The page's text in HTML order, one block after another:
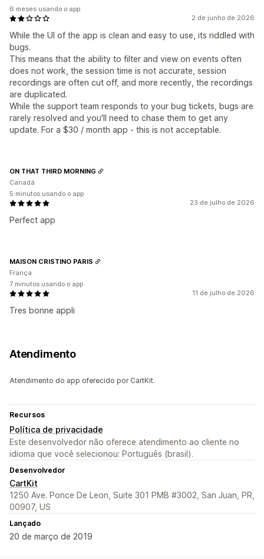
2 de junho de 2026
While the UI of the app is clean and easy to use, its riddled with
bugs.
This means that the ability to filter and view on events often
does not work, the session time is not accurate, session
recordings are often cut off, and more recently, the recordings
are duplicated.
While the support team responds to your bug tickets, bugs are
rarely resolved and you'll need to chase them to get any
update. For a $30 / month app - this is not acceptable.
6 meses usando o app
23 de julho de 2026
Perfect app
ON THAT THIRD MORNING
Canadá
5 minutos usando o app
11 de julho de 2026
Tres bonne appli
MAISON CRISTINO PARIS
França
7 minutos usando o app
Atendimento
Atendimento do app oferecido por CartKit.
Recursos
Política de privacidade
Este desenvolvedor não oferece atendimento ao cliente no
idioma que você selecionou: Português (brasil).
Desenvolvedor
CartKit
1250 Ave. Ponce De Leon, Suite 301 PMB #3002, San Juan, PR,
00907, US
Lançado
20 de março de 2019